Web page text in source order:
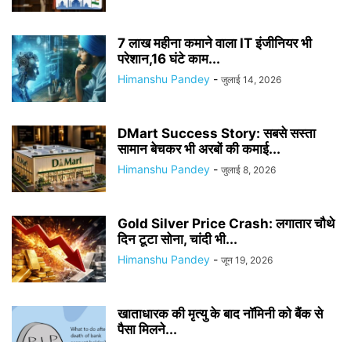
7 लाख महीना कमाने वाला IT इंजीनियर भी
परेशान,16 घंटे काम...
Himanshu Pandey - जुलाई 14, 2026
DMart Success Story: सबसे सस्ता
सामान बेचकर भी अरबों की कमाई...
Himanshu Pandey - जुलाई 8, 2026
Gold Silver Price Crash: लगातार चौथे
दिन टूटा सोना, चांदी भी...
Himanshu Pandey - जून 19, 2026
खाताधारक की मृत्यु के बाद नॉमिनी को बैंक से
पैसा मिलने...